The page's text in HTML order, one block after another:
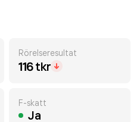
Rörelseresultat
116 tkr
F-skatt
Ja